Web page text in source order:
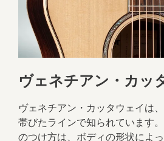
ヴェネチアン・カッ
ヴェネチアン・カッタウェイは
帯びたラインで知られています
のつけ方は、ボディの形状によっ